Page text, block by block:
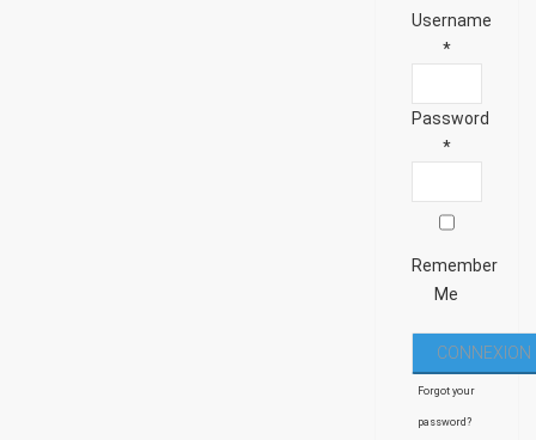
Username
*
Password
*
Remember
Me
Forgot your
password?